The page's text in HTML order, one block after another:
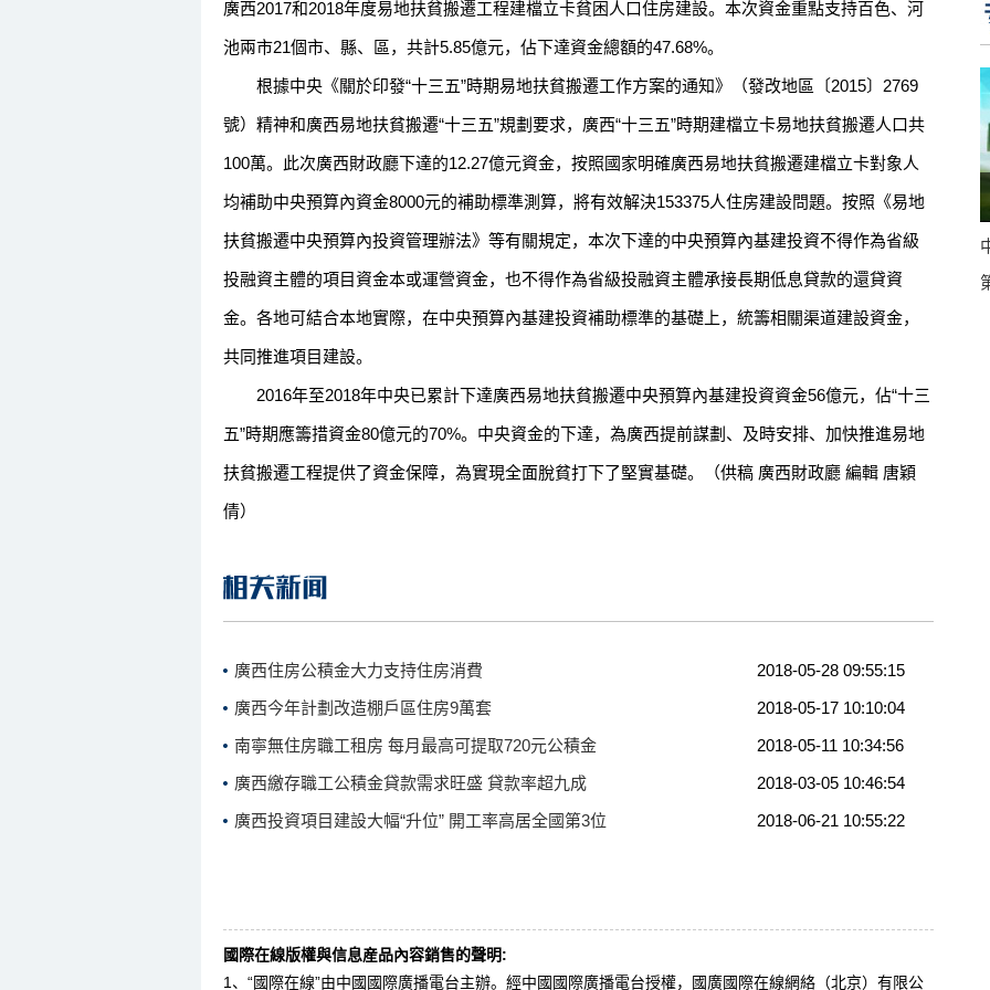
廣西2017和2018年度易地扶貧搬遷工程建檔立卡貧困人口住房建設。本次資金重點支持百色、河
池兩市21個市、縣、區，共計5.85億元，佔下達資金總額的47.68%。
根據中央《關於印發“十三五”時期易地扶貧搬遷工作方案的通知》（發改地區〔2015〕2769
號）精神和廣西易地扶貧搬遷“十三五”規劃要求，廣西“十三五”時期建檔立卡易地扶貧搬遷人口共
100萬。此次廣西財政廳下達的12.27億元資金，按照國家明確廣西易地扶貧搬遷建檔立卡對象人
均補助中央預算內資金8000元的補助標準測算，將有效解決153375人住房建設問題。按照《易地
扶貧搬遷中央預算內投資管理辦法》等有關規定，本次下達的中央預算內基建投資不得作為省級
投融資主體的項目資金本或運營資金，也不得作為省級投融資主體承接長期低息貸款的還貸資
金。各地可結合本地實際，在中央預算內基建投資補助標準的基礎上，統籌相關渠道建設資金，
共同推進項目建設。
2016年至2018年中央已累計下達廣西易地扶貧搬遷中央預算內基建投資資金56億元，佔“十三
五”時期應籌措資金80億元的70%。中央資金的下達，為廣西提前謀劃、及時安排、加快推進易地
扶貧搬遷工程提供了資金保障，為實現全面脫貧打下了堅實基礎。（供稿 廣西財政廳 編輯 唐穎
倩）
2018-05-28 09:55:15
廣西住房公積金大力支持住房消費
2018-05-17 10:10:04
廣西今年計劃改造棚戶區住房9萬套
2018-05-11 10:34:56
南寧無住房職工租房 每月最高可提取720元公積金
2018-03-05 10:46:54
廣西繳存職工公積金貸款需求旺盛 貸款率超九成
2018-06-21 10:55:22
廣西投資項目建設大幅“升位” 開工率高居全國第3位
國際在線版權與信息産品內容銷售的聲明:
1、“國際在線”由中國國際廣播電台主辦。經中國國際廣播電台授權，國廣國際在線網絡（北京）有限公